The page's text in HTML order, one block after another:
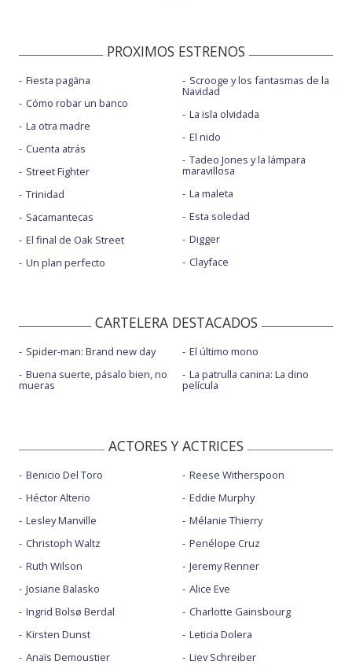
PROXIMOS ESTRENOS
Fiesta pagäna
Cómo robar un banco
La otra madre
Cuenta atrás
Street Fighter
Trinidad
Sacamantecas
El final de Oak Street
Un plan perfecto
Scrooge y los fantasmas de la
Navidad
La isla olvidada
El nido
Tadeo Jones y la lámpara
maravillosa
La maleta
Esta soledad
Digger
Clayface
CARTELERA DESTACADOS
Spider-man: Brand new day
Buena suerte, pásalo bien, no
mueras
El último mono
La patrulla canina: La dino
película
ACTORES Y ACTRICES
Benicio Del Toro
Héctor Alterio
Lesley Manville
Christoph Waltz
Ruth Wilson
Josiane Balasko
Ingrid Bolsø Berdal
Kirsten Dunst
Anaïs Demoustier
Reese Witherspoon
Eddie Murphy
Mélanie Thierry
Penélope Cruz
Jeremy Renner
Alice Eve
Charlotte Gainsbourg
Leticia Dolera
Liev Schreiber